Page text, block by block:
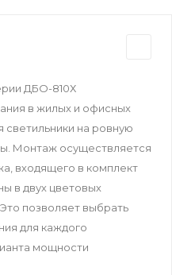
ДБО-810Х
в жилых и офисных
на ровную
Монтаж осуществляется
входящего в комплект
в двух цветовых
позволяет выбрать
для каждого
мощности